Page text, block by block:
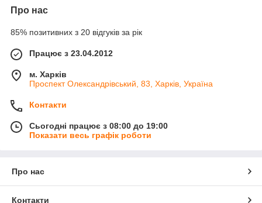
Про нас
85% позитивних з 20 відгуків за рік
Працює з 23.04.2012
м. Харків
Проспект Олександрівський, 83, Харків, Україна
Контакти
Сьогодні працює з 08:00 до 19:00
Показати весь графік роботи
Про нас
Контакти